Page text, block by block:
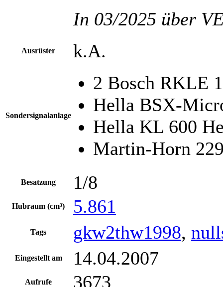
In 03/2025 über
Ausrüster k.A.
Sondersignalanlage
2 Bosch RKLE
Hella BSX-
Hella KL 600
Martin-Horn
Besatzung 1/8
Hubraum (cm³) 5.861
Tags gkw2thw1998,
Eingestellt am 14.04.2007
Aufrufe 3673